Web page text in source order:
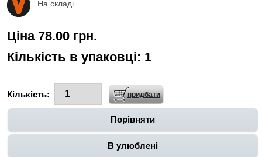
На складі
Ціна 78.00 грн.
Кількість в упаковці: 1
Кількість:
Порівняти
В улюблені